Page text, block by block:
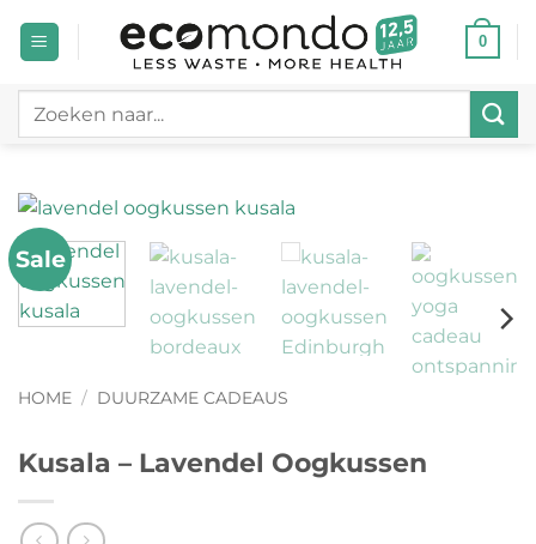
naar
0
Zoeken
Sale
HOME / DUURZAME CADEAUS
Kusala – Lavendel Oogkussen